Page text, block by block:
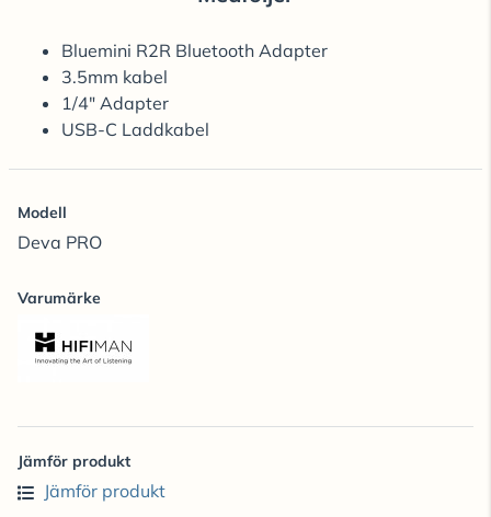
Bluemini R2R Bluetooth Adapter
3.5mm kabel
1/4" Adapter
USB-C Laddkabel
Modell
Deva PRO
Varumärke
Jämför produkt
Jämför produkt